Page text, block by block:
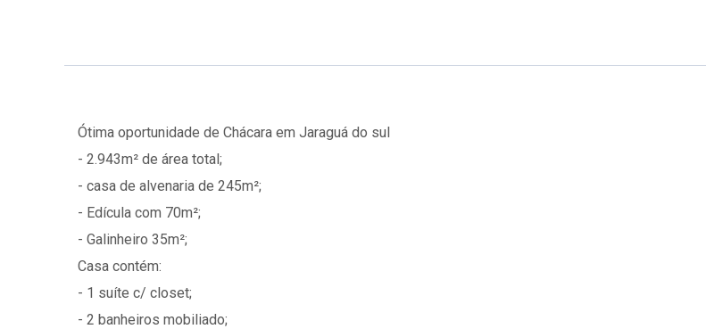
Ótima oportunidade de Chácara em Jaraguá do sul
- 2.943m² de área total;
- casa de alvenaria de 245m²;
- Edícula com 70m²;
- Galinheiro 35m²;
Casa contém:
- 1 suíte c/ closet;
- 2 banheiros mobiliado;